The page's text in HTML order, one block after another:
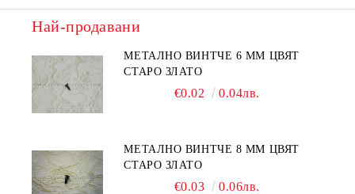
Най-продавани
МЕТАЛНО ВИНТЧЕ 6 ММ ЦВЯТ
СТАРО ЗЛАТО
€0.02 0.04лв.
МЕТАЛНО ВИНТЧЕ 8 ММ ЦВЯТ
СТАРО ЗЛАТО
€0.03 0.06лв.